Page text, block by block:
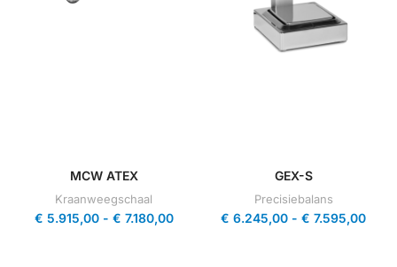
MCW ATEX
Kraanweegschaal
€ 5.915,00 - € 7.180,00
GEX-S
Precisiebalans
€ 6.245,00 - € 7.595,00